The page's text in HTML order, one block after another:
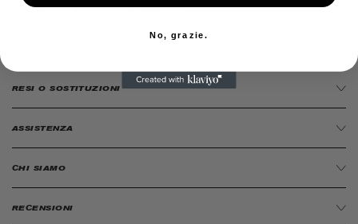
SPEDIZIONI EXPRESS 24/48H ORE
RESI O SOSTITUZIONI
ASSISTENZA
CHI SIAMO
RECENSIONI
No, grazie.